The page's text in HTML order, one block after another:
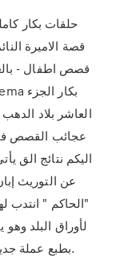
قصص اطفال -
عجائب القصص فى
عن التوريث
"الحاكم " انتدب
لأوراق البلد
بطبع عملة